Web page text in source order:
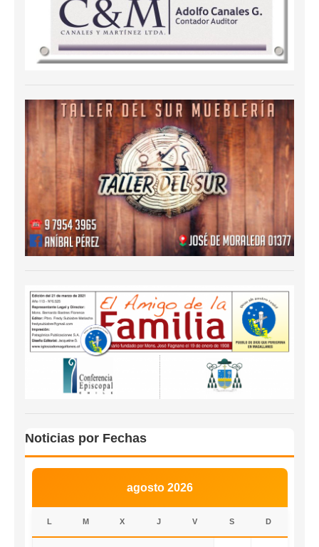
Noticias por Fechas
agosto 2026
L M X J V S D